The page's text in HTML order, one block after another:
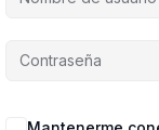
Alternative: